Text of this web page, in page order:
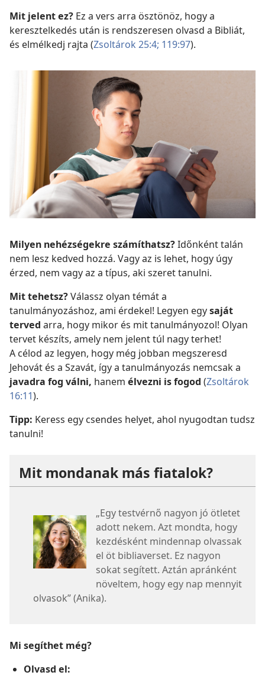
Mit jelent ez? Ez a vers arra ösztönöz, hogy a
keresztelkedés után is rendszeresen olvasd a Bibliát,
és elmélkedj rajta (Zsoltárok 25:4; 119:97).
Milyen nehézségekre számíthatsz?Időnként talán
nem lesz kedved hozzá. Vagy az is lehet, hogy úgy
érzed, nem vagy az a típus, aki szeret tanulni.
Mit tehetsz?Válassz olyan témát a
tanulmányozáshoz, ami érdekel! Legyen egysaját
terved arra, hogy mikor és mit tanulmányozol! Olyan
tervet készíts, amely nem jelent túl nagy terhet!
A célod az legyen, hogy még jobban megszeresd
Jehovát és a Szavát, így a tanulmányozás nemcsak a
javadra fog válni, hanem élvezni is fogod (Zsoltárok
16:11).
Tipp: Keress egy csendes helyet, ahol nyugodtan tudsz
tanulni!
Mit mondanak más fiatalok?
„Egy testvérnő nagyon jó ötletet
adott nekem. Azt mondta, hogy
kezdésként mindennap olvassak
el öt bibliaverset. Ez nagyon
sokat segített. Aztán apránként
növeltem, hogy egy nap mennyit
olvasok” (Anika).
Mi segíthet még?
Olvasd el: